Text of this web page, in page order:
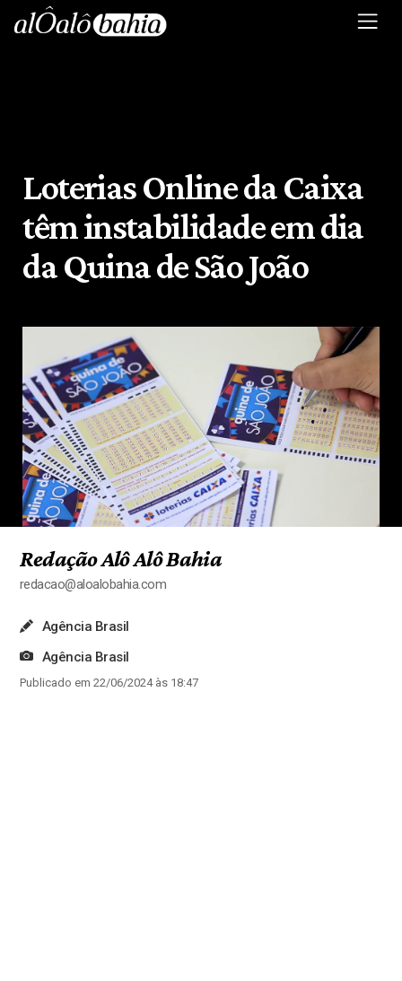
Loterias Online da Caixa
têm instabilidade em dia
da Quina de São João
Redação Alô Alô Bahia
redacao@aloalobahia.com
Agência Brasil
Agência Brasil
Publicado em 22/06/2024 às 18:47